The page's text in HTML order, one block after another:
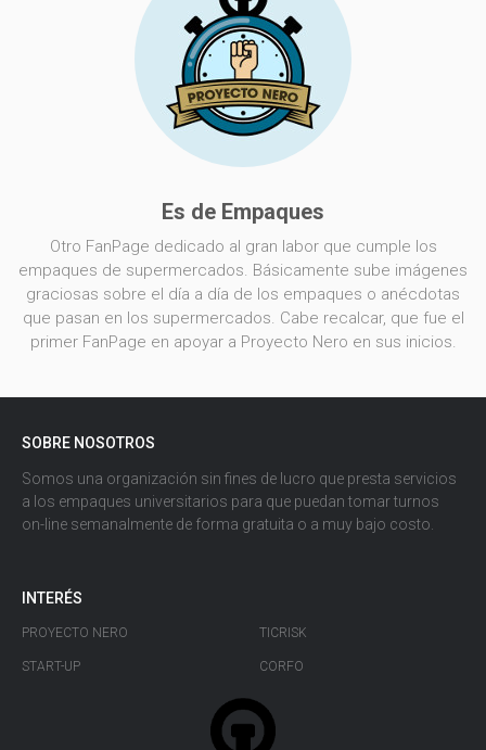
Es de Empaques
Otro FanPage dedicado al gran labor que cumple los
empaques de supermercados. Básicamente sube imágenes
graciosas sobre el día a día de los empaques o anécdotas
que pasan en los supermercados. Cabe recalcar, que fue el
primer FanPage en apoyar a Proyecto Nero en sus inicios.
SOBRE NOSOTROS
Somos una organización sin fines de lucro que presta servicios
a los empaques universitarios para que puedan tomar turnos
on-line semanalmente de forma gratuita o a muy bajo costo.
INTERÉS
PROYECTO NERO
START-UP
TICRISK
CORFO